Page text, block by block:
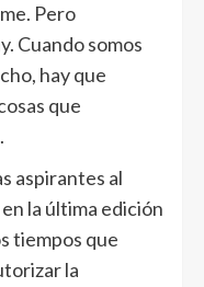
Pero
Cuando somos
hay que
que
aspirantes al
en la última edición
tiempos que
la